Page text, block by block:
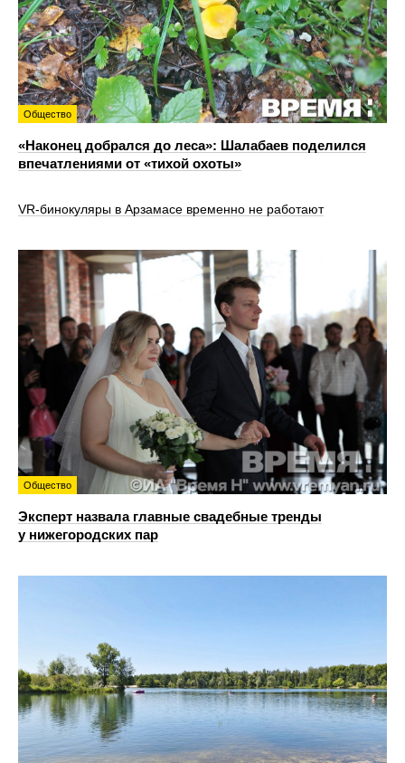
Общество
«Наконец добрался до леса»: Шалабаев поделился
впечатлениями от «тихой охоты»
VR‑бинокуляры в Арзамасе временно не работают
Общество
Эксперт назвала главные свадебные тренды
у нижегородских пар